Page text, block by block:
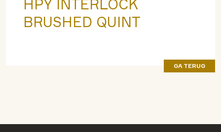
HPY INTERLOCK
BRUSHED QUINT
GA TERUG